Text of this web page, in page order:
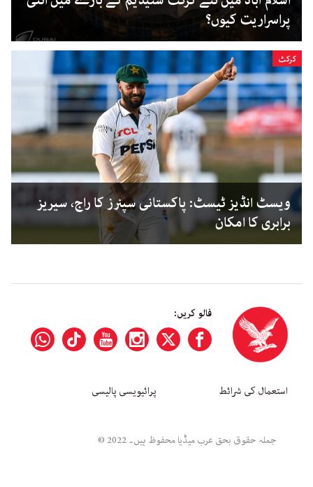
پراسراریت کیوں؟
کرکٹ
ویسٹ انڈیز ٹیسٹ: پاکستانی سپنرز کا راج، سیریز
برابری کا امکان
فالو کریں:
استعمال کی شرائط پرائیویسی پالیسی
جملہ حقوق بحق عرب میڈیا محفوظ ہیں۔ 2022 ©